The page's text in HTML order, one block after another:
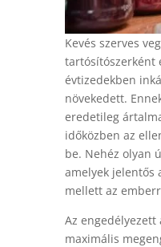
Kevés szerves
tartósítószerként
évtizedekben
növekedett.
eredetileg
időközben az
be. Nehéz olyan
amelyek jelentős
mellett az
Az engedélyezett
maximális